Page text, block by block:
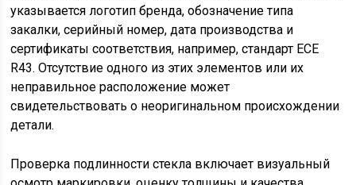
указывается логотип бренда, обозначение типа
закалки, серийный номер, дата производства и
сертификаты соответствия, например, стандарт ECE
R43. Отсутствие одного из этих элементов или их
неправильное расположение может
свидетельствовать о неоригинальном происхождении
детали.
Проверка подлинности стекла включает визуальный